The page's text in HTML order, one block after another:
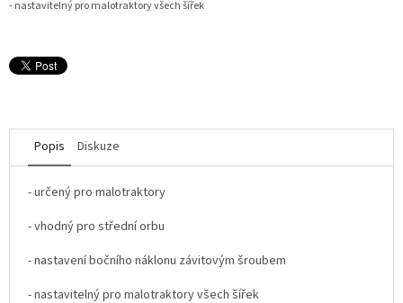
- nastavitelný pro malotraktory všech šířek
Popis Diskuze
- určený pro malotraktory
- vhodný pro střední orbu
- nastavení bočního náklonu závitovým šroubem
- nastavitelný pro malotraktory všech šířek